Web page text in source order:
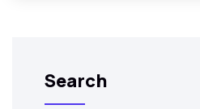
Search